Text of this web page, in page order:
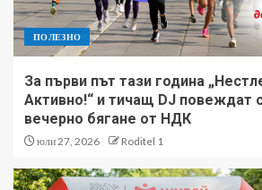
ПОЛЕЗНО
За първи път тази година
Активно!“ и тичащ DJ повеждат
вечерно бягане от НДК
юли 27, 2026 Roditel 1